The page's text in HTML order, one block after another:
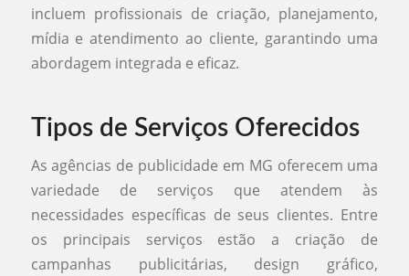
incluem profissionais de criação, planejamento,
mídia e atendimento ao cliente, garantindo uma
abordagem integrada e eficaz.
Tipos de Serviços Oferecidos
As agências de publicidade em MG oferecem uma
variedade de serviços que atendem às
necessidades específicas de seus clientes. Entre
os principais serviços estão a criação de
campanhas publicitárias, design gráfico,